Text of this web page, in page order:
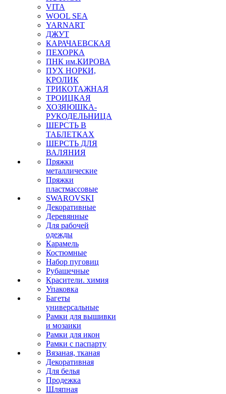
VITA
WOOL SEA
YARNART
ДЖУТ
КАРАЧАЕВСКАЯ
ПЕХОРКА
ПНК им.КИРОВА
ПУХ НОРКИ,
КРОЛИК
ТРИКОТАЖНАЯ
ТРОИЦКАЯ
ХОЗЯЮШКА-
РУКОДЕЛЬНИЦА
ШЕРСТЬ В
ТАБЛЕТКАХ
ШЕРСТЬ ДЛЯ
ВАЛЯНИЯ
Пряжки
металлические
Пряжки
пластмассовые
SWAROVSKI
Декоративные
Деревянные
Для рабочей
одежды
Карамель
Костюмные
Набор пуговиц
Рубашечные
Красители. химия
Упаковка
Багеты
универсальные
Рамки для вышивки
и мозаики
Рамки для икон
Рамки с паспарту
Вязаная, тканая
Декоративная
Для белья
Продежка
Шляпная